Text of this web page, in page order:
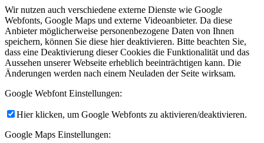
Wir nutzen auch verschiedene externe Dienste wie Google
Webfonts, Google Maps und externe Videoanbieter. Da diese
Anbieter möglicherweise personenbezogene Daten von Ihnen
speichern, können Sie diese hier deaktivieren. Bitte beachten Sie,
dass eine Deaktivierung dieser Cookies die Funktionalität und das
Aussehen unserer Webseite erheblich beeinträchtigen kann. Die
Änderungen werden nach einem Neuladen der Seite wirksam.
Google Webfont Einstellungen:
Hier klicken, um Google Webfonts zu aktivieren/deaktivieren.
Google Maps Einstellungen: